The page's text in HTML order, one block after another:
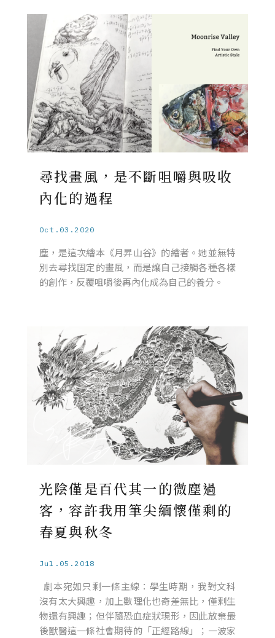
尋找畫風，是不斷咀嚼與吸收
內化的過程
Oct.03.2020
塵，是這次繪本《月昇山谷》的繪者。她並無特
別去尋找固定的畫風，而是讓自己接觸各種各樣
的創作，反覆咀嚼後再內化成為自己的養分。
光陰僅是百代其一的微塵過
客，容許我用筆尖緬懷僅剩的
春夏與秋冬
Jul.05.2018
劇本宛如只剩一條主線：學生時期，我對文科
沒有太大興趣，加上數理化也奇差無比，僅剩生
物還有興趣；但伴隨恐血症狀現形，因此放棄最
後獸醫這一條社會期待的「正經路線」；一波家